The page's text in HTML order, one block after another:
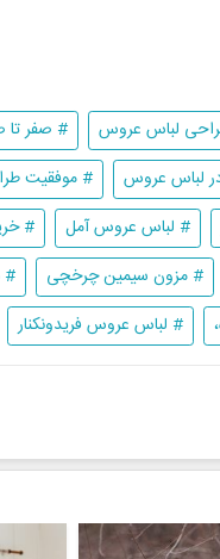
لباس عروس # صفر
لباس عروس
# موفقیت
# لباس عروس آمل #
# مزون سیمین چرخچی #
# لباس عروس فریدونکنار